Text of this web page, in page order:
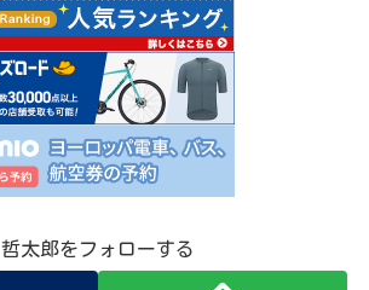
哲太郎をフォローする